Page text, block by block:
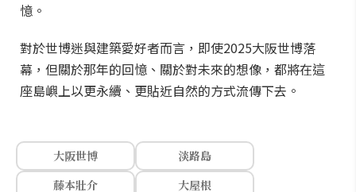
憶。
對於世博迷與建築愛好者而言，即使2025大阪世博落
幕，但關於那年的回憶、關於對未來的想像，都將在這
座島嶼上以更永續、更貼近自然的方式流傳下去。
大阪世博
淡路島
藤本壯介
大屋根